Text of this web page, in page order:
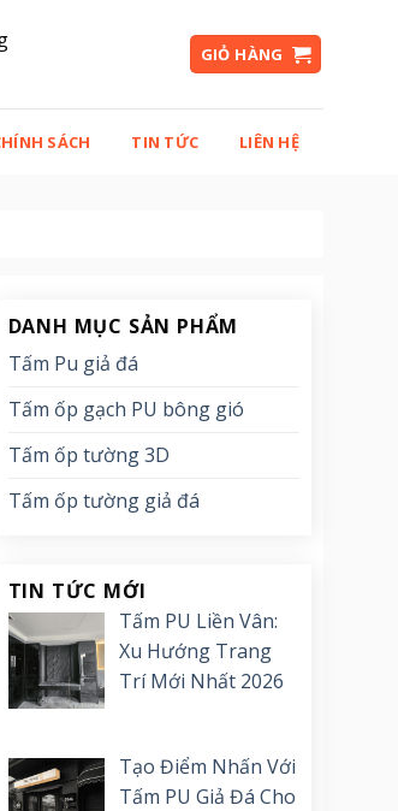
GIỎ HÀNG
SÁCH TIN TỨC LIÊN HỆ
DANH MỤC SẢN PHẨM
Tấm Pu giả đá
Tấm ốp gạch PU bông gió
Tấm ốp tường 3D
Tấm ốp tường giả đá
TIN TỨC MỚI
Tấm PU Liền Vân:
Xu Hướng Trang
Trí Mới Nhất 2026
Tạo Điểm Nhấn Với
Tấm PU Giả Đá Cho